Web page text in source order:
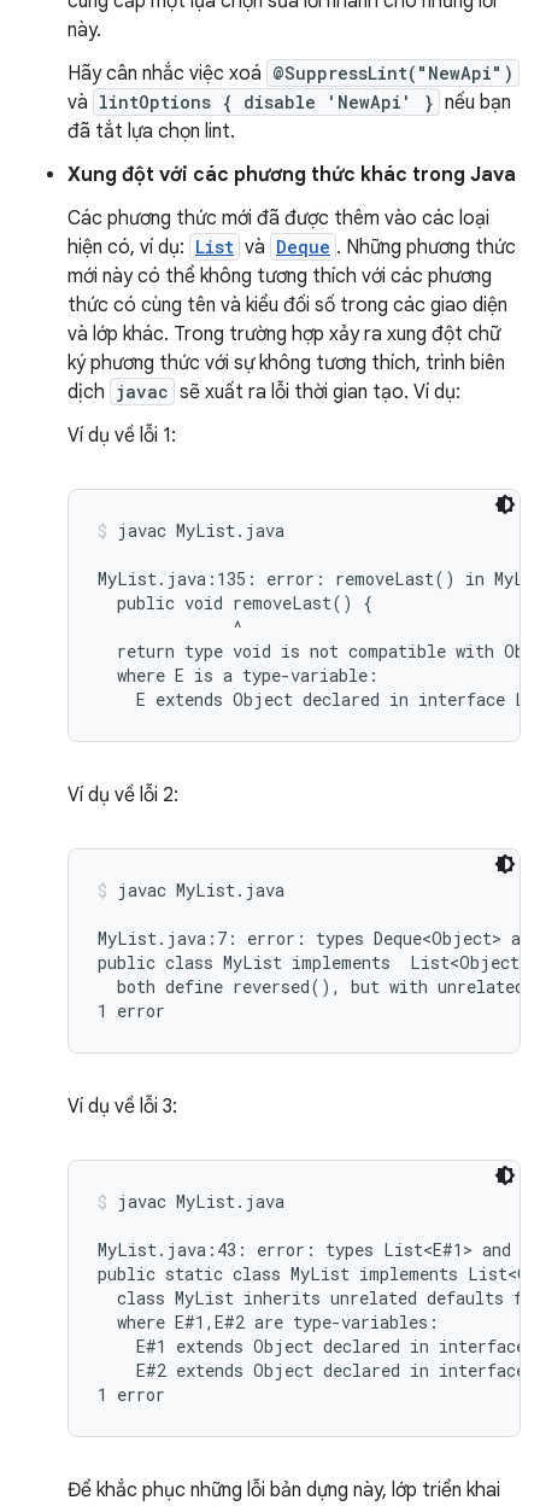
này.
Hãy cân nhắc việc xoá @SuppressLint("NewApi")
và lintOptions { disable 'NewApi' } nếu bạn
đã tắt lựa chọn lint.
Xung đột với các phương thức khác trong Java
Các phương thức mới đã được thêm vào các loại
hiện có, ví dụ: List và Deque . Những phương thức
mới này có thể không tương thích với các phương
thức có cùng tên và kiểu đối số trong các giao diện
và lớp khác. Trong trường hợp xảy ra xung đột chữ
ký phương thức với sự không tương thích, trình biên
dịch javac sẽ xuất ra lỗi thời gian tạo. Ví dụ:
Ví dụ về lỗi 1:
javac MyList.java
MyList.java:135: error: removeLast() in
  public void removeLast() {
              ^
return type void is not compatible with
  where E is a type-variable:
Ví dụ về lỗi 2:
javac MyList.java
MyList.java:7: error: types Deque<Object>
public class MyList implements  List<Object>,
both define reversed(), but with unrelated
Ví dụ về lỗi 3:
javac MyList.java
MyList.java:43: error: types List<E#1> and
public static class MyList implements
class MyList inherits unrelated defaults
  where E#1,E#2 are type-variables:
E#1 extends Object declared in interface
E#2 extends Object declared in interface
Để khắc phục những lỗi bản dựng này, lớp triển khai